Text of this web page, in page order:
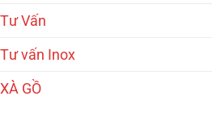
Tư Vấn
Tư vấn Inox
XÀ GỒ